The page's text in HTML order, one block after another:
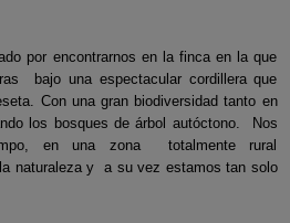
por encontrarnos en la finca en la que
bajo una espectacular cordillera que
Con una gran biodiversidad tanto en
los bosques de árbol autóctono. Nos
en una zona totalmente rural
naturaleza y a su vez estamos tan solo